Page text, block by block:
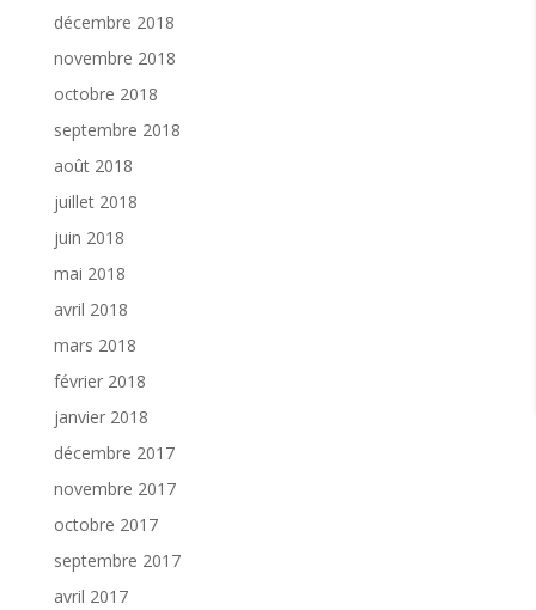
décembre 2018
novembre 2018
octobre 2018
septembre 2018
août 2018
juillet 2018
juin 2018
mai 2018
avril 2018
mars 2018
février 2018
janvier 2018
décembre 2017
novembre 2017
octobre 2017
septembre 2017
avril 2017